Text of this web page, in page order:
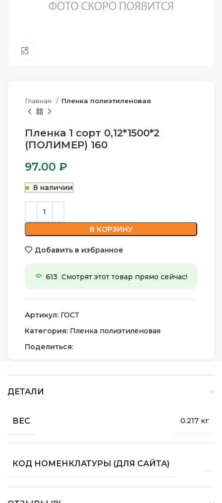
Главная Пленка полиэтиленовая
Пленка 1 сорт 0,12*1500*2
(ПОЛИМЕР) 160
97.00 ₽
В наличии
В КОРЗИНУ
Добавить в избранное
613 Смотрят этот товар прямо сейчас!
Артикул: ГОСТ
Категория: Пленка полиэтиленовая
Поделиться:
ДЕТАЛИ
ВЕС 0.217 кг
КОД НОМЕНКЛАТУРЫ (ДЛЯ САЙТА)